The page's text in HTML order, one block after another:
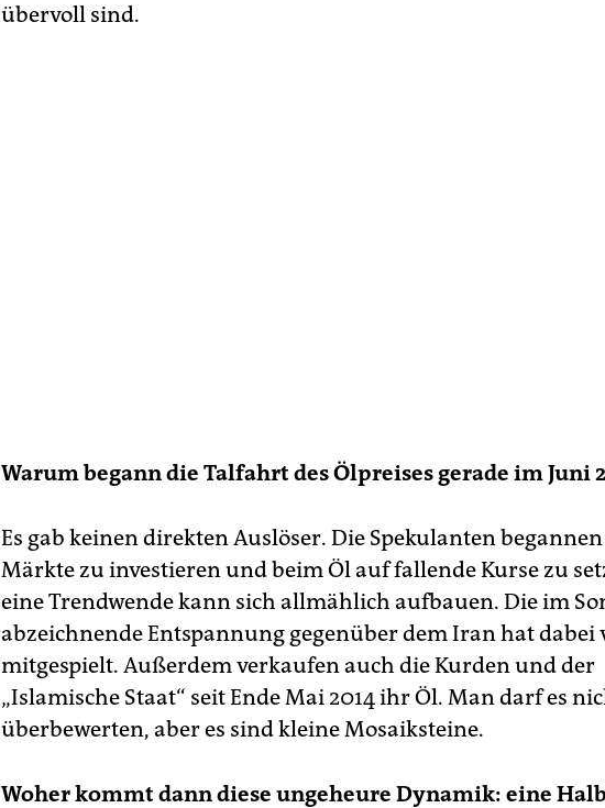
übervoll sind.
Warum begann die Talfahrt des Ölpreises gerade im Juni
Es gab keinen direkten Auslöser. Die Spekulanten
Märkte zu investieren und beim Öl auf fallende Kurse zu
eine Trendwende kann sich allmählich aufbauen. Die im
abzeichnende Entspannung gegenüber dem Iran hat dabei
mitgespielt. Außerdem verkaufen auch die Kurden und der
„Islamische Staat“ seit Ende Mai 2014 ihr Öl. Man darf es
überbewerten, aber es sind kleine Mosaiksteine.
Woher kommt dann diese ungeheure Dynamik: eine